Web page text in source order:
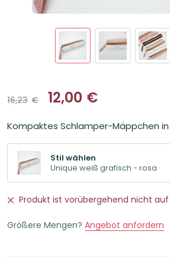
16,23 €
Ursprünglicher
Preis
war:
16,23€
12,00 €
Aktueller
Preis
ist:
12,00€.
Kompaktes Schlamper-Mäppchen
Stil wählen
Unique weiß grafisch - rosa
Produkt ist vorübergehend nicht auf
Größere Mengen? Angebot anfordern